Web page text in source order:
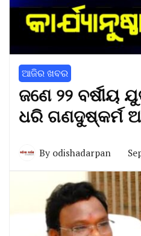
ଆଜିର ଖବର
ଜଣେ ୨୨ ବର୍ଷୀୟ
ଧରି ଗଣଦୁଷ୍କର୍ମ
By odishadarpan